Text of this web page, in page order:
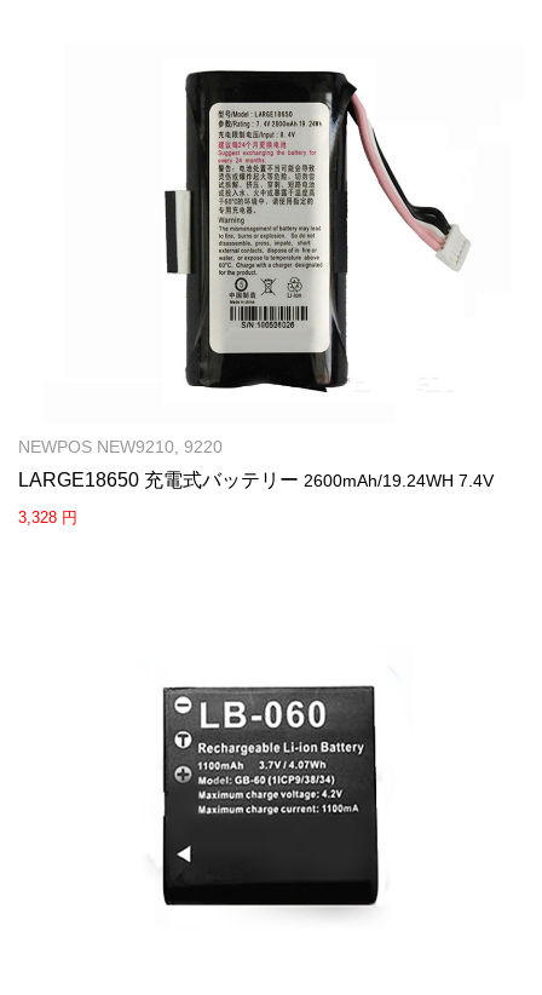
NEWPOS NEW9210, 9220
LARGE18650 充電式バッテリー 2600mAh/19.24WH 7.4V
3,328 円